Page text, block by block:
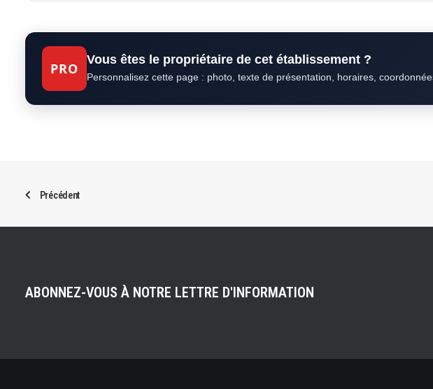
PRO
Vous êtes le propriétaire de cet établissement ?
Personnalisez cette page : photo, texte de présentation, horaires,
Précédent
ABONNEZ-VOUS À NOTRE LETTRE D'INFORMATION